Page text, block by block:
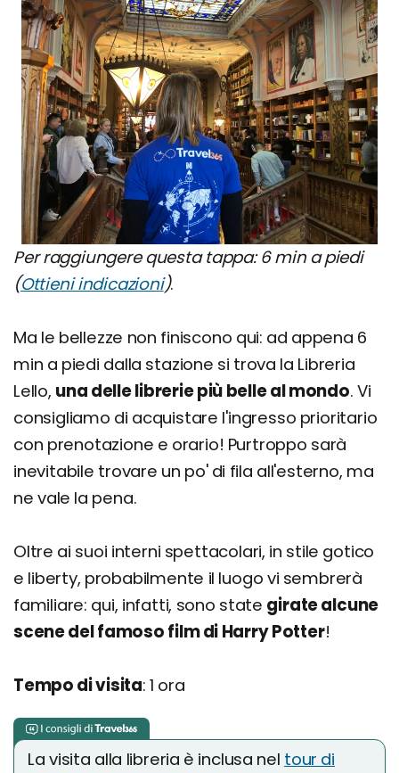
Per raggiungere questa tappa: 6 min a piedi
(Ottieni indicazioni).
Ma le bellezze non finiscono qui: ad appena 6
min a piedi dalla stazione si trova la Libreria
Lello, una delle librerie più belle al mondo. Vi
consigliamo di acquistare l'ingresso prioritario
con prenotazione e orario! Purtroppo sarà
inevitabile trovare un po' di fila all'esterno, ma
ne vale la pena.
Oltre ai suoi interni spettacolari, in stile gotico
e liberty, probabilmente il luogo vi sembrerà
familiare: qui, infatti, sono state girate alcune
scene del famoso film di Harry Potter!
Tempo di visita: 1 ora
La visita alla libreria è inclusa nel tour di